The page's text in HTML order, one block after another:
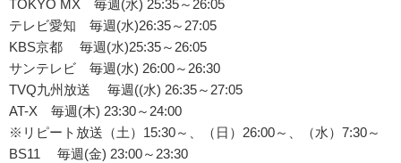
TOKYO MX 毎週(水) 25:35～26:05
テレビ愛知 毎週(水)26:35～27:05
KBS京都 毎週(水)25:35～26:05
サンテレビ 毎週(水) 26:00～26:30
TVQ九州放送 毎週((水) 26:35～27:05
AT-X 毎週(木) 23:30～24:00
※リピート放送（土）15:30～、（日）26:00～、（水）7:30～
BS11 毎週(金) 23:00～23:30